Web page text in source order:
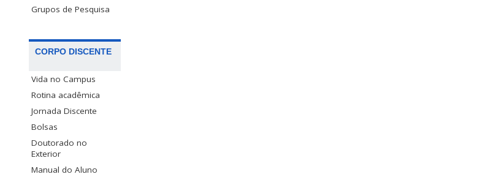
Grupos de Pesquisa
CORPO DISCENTE
Vida no Campus
Rotina acadêmica
Jornada Discente
Bolsas
Doutorado no
Exterior
Manual do Aluno